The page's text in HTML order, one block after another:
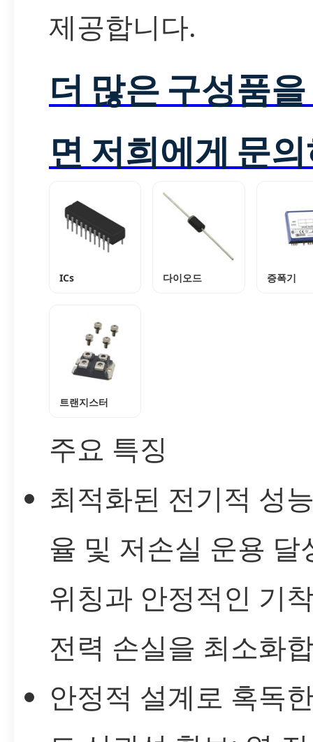
제공합니다.
더 많은 구성품
면 저희에게 문
ICs 다이오드 증폭기
트랜지스터
주요 특징
최적화된 전기적 성
율 및 저손실 운용 달
위칭과 안정적인 기
전력 손실을 최소화
안정적 설계로 혹독